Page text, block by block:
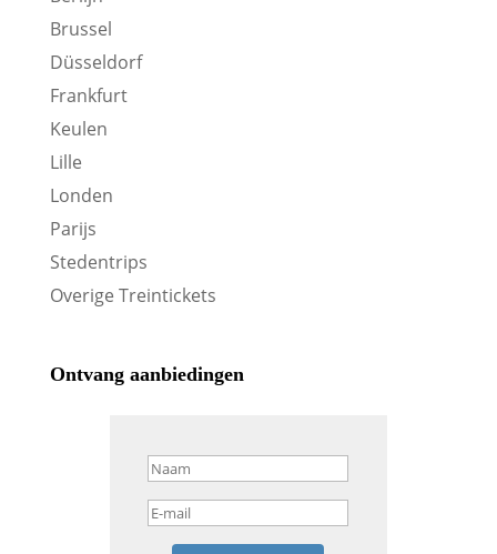
Brussel
Düsseldorf
Frankfurt
Keulen
Lille
Londen
Parijs
Stedentrips
Overige Treintickets
Ontvang aanbiedingen